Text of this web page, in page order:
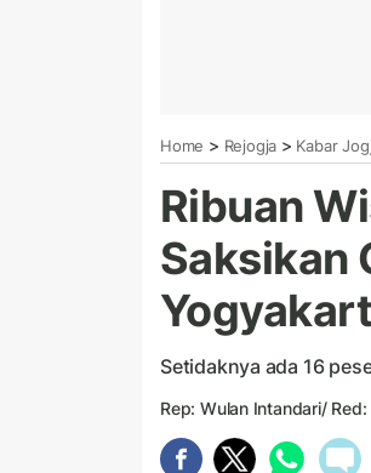
Home > Rejogja > Kabar
Ribuan
Saksikan
Setidaknya ada 16
Rep: Wulan Intandari/ Red: